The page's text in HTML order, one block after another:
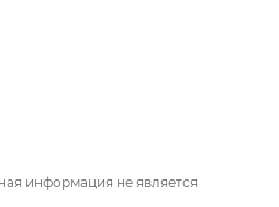
информация не является